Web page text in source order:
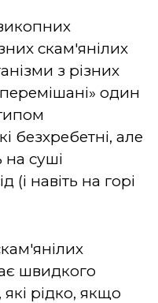
скам'янілих
з різних
один
безхребетні, але
на суші
(і навіть на горі
швидкого
рідко, якщо